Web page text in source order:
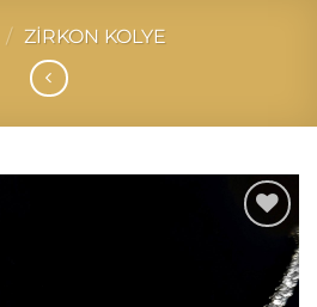
/ ZIRKON KOLYE